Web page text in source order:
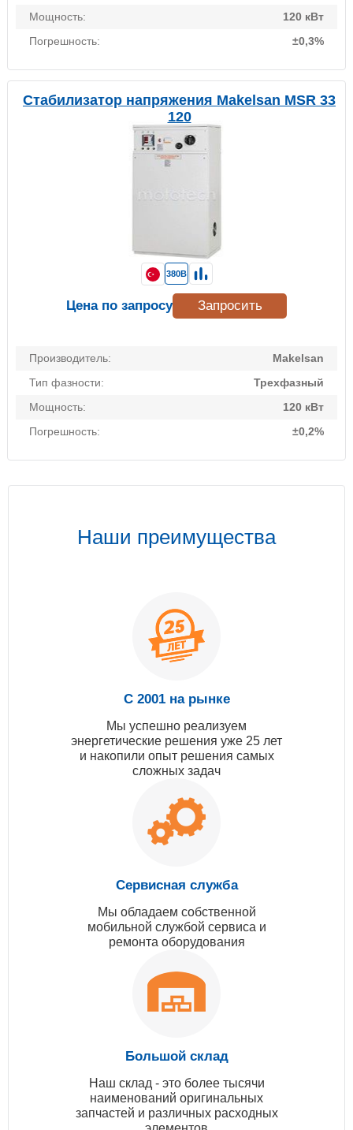
Мощность:
120 кВт
Погрешность:
±0,3%
Стабилизатор напряжения Makelsan MSR 33
120
Производитель:
Makelsan
Тип фазности:
Трехфазный
Мощность:
120 кВт
Погрешность:
±0,2%
380В
Цена по запросу Запросить
Наши преимущества
С 2001 на рынке
Мы успешно реализуем
энергетические решения уже 25 лет
и накопили опыт решения самых
сложных задач
Сервисная служба
Мы обладаем собственной
мобильной службой сервиса и
ремонта оборудования
Большой склад
Наш склад - это более тысячи
наименований оригинальных
запчастей и различных расходных